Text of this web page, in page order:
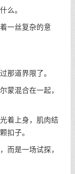
么。
一丝复杂的意
那道界限了。
蒙混合在一起，
着上身，肌肉结
扣子。
而是一场试探，